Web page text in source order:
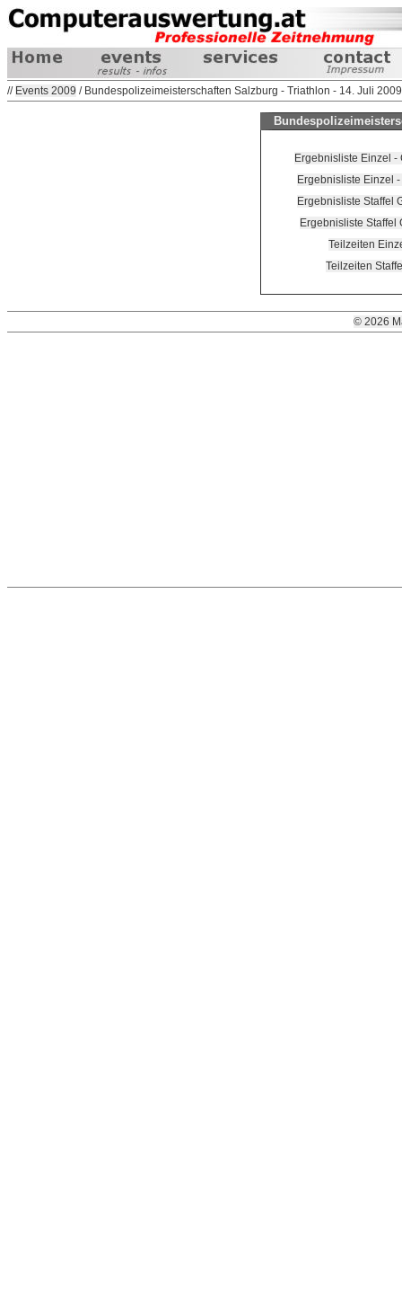
// Events 2009 / Bundespolizeimeisterschaften Salzburg - Triathlon - 14. Juli 2009
Ergebnisliste Einzel -
Ergebnisliste Einzel
Ergebnisliste Staffel
Ergebnisliste Staffel
Teilzeiten
Teilzeiten
© 2026